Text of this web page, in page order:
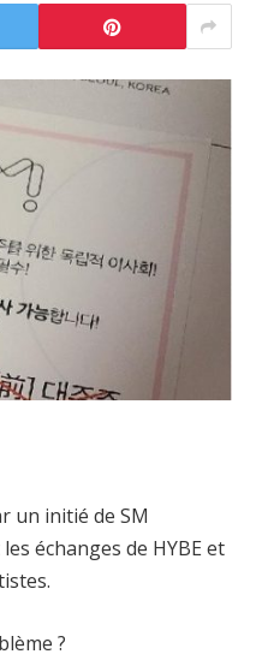
un initié de SM
échanges de HYBE et
?